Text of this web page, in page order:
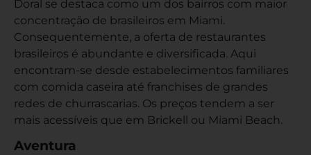
Doral se destaca como um dos bairros com maior
concentração de brasileiros em Miami.
Consequentemente, a oferta de restaurantes
brasileiros é abundante e diversificada. Aqui
encontram-se desde estabelecimentos familiares
com comida caseira até franchises de grandes
redes de churrascarias. Os preços tendem a ser
mais acessíveis que em Brickell ou Miami Beach.
Aventura